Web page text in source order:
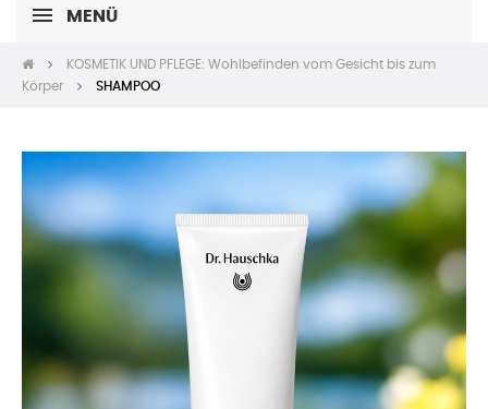
MENÜ
KOSMETIK UND PFLEGE: Wohlbefinden vom Gesicht bis zum
Körper
SHAMPOO